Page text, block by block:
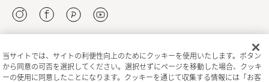
新規会員登録
当サイトでは、サイトの利便性向上のためにクッキーを使用いたします。ボタン
から同意の可否を選択してください。選択せずにページを移動した場合、クッキ
ーの使用に同意したことになります。クッキーを通じて収集する情報には「お客